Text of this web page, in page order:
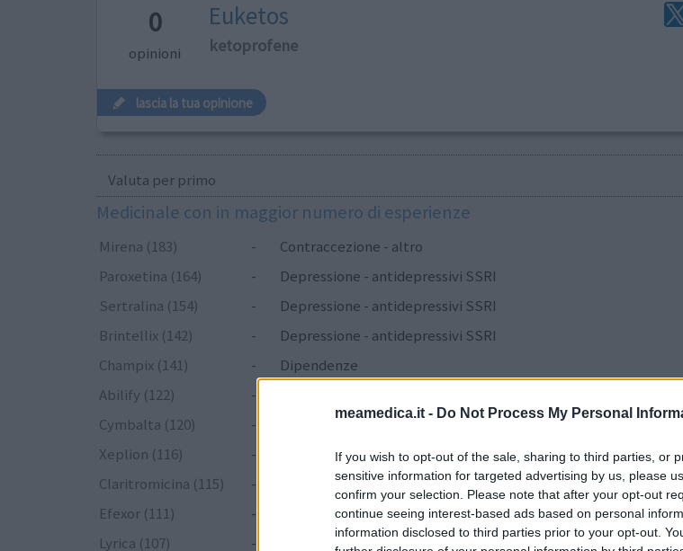
meamedica.it - Do Not Process My Personal
If you wish to opt-out of the sale, sharing to third parties, or
sensitive information for targeted advertising by us, please
confirm your selection. Please note that after your opt-out
continue seeing interest-based ads based on personal
information disclosed to third parties prior to your opt-out.
0
opinioni
Euketos
ketoprofene
lascia la tua opinione
Valuta per primo
Medicinale con in maggior numero di esperienze
Mirena (183) -
Contraccezione - altro
Paroxetina (164)
-
Depressione - antidepressivi SSRI
Sertralina (154)
-
Depressione - antidepressivi SSRI
Brintellix (142)
-
Depressione - antidepressivi SSRI
Champix (141)
-
Dipendenze
Abilify (122)
-
Cymbalta (120)
-
Depressione - antidepressivi altro
Xeplion (116)
-
Psicosi / Schizofrenia - antipsicotici
Claritromicina (115)
-
Antibiotici - macrolidi
Efexor (111)
-
Depressione - antidepressivi altro
Lyrica (107)
-
Epilessia